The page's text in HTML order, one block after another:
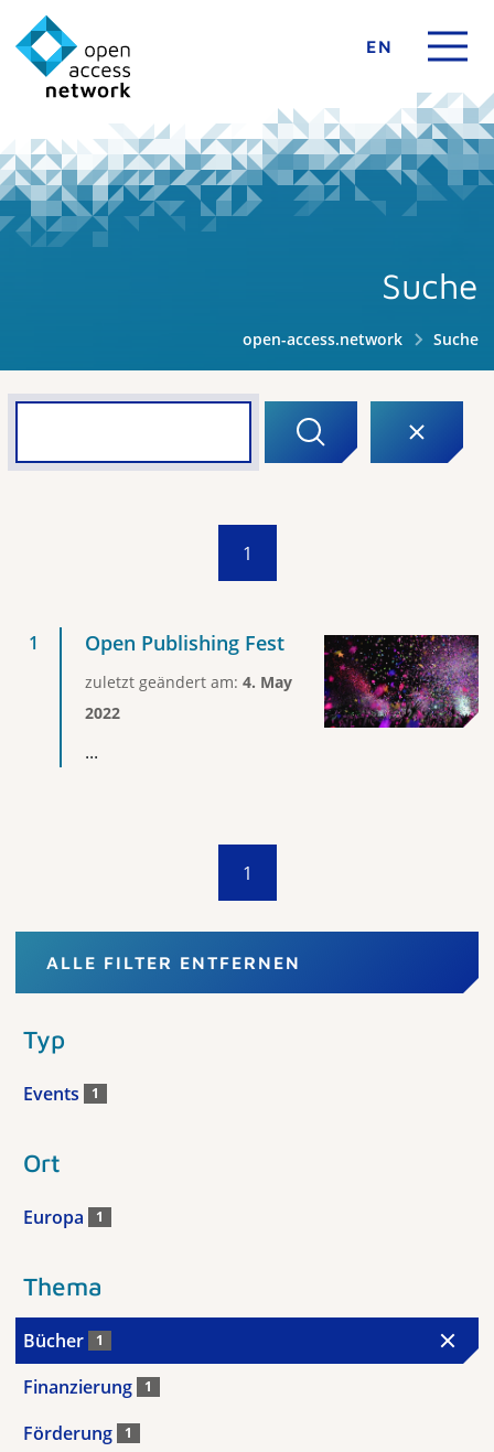
EN
Suche
open-access.network Suche
1
Open Publishing Fest
zuletzt geändert am: 4. May
2022
...
1
ALLE FILTER ENTFERNEN
Typ
Events 1
Ort
Europa 1
Thema
Bücher 1
Finanzierung 1
Förderung 1